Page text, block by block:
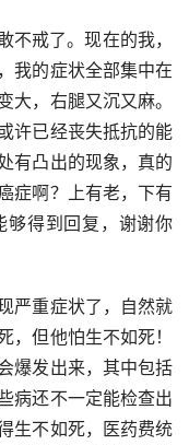
戒了。现在的我，
我的症状全部集中在
大，右腿又沉又麻。
许已经丧失抵抗的能
有凸出的现象，真的
症啊？上有老，下有
够得到回复，谢谢你
严重症状了，自然就
，但他怕生不如死！
爆发出来，其中包括
病还不一定能检查出
生不如死，医药费统